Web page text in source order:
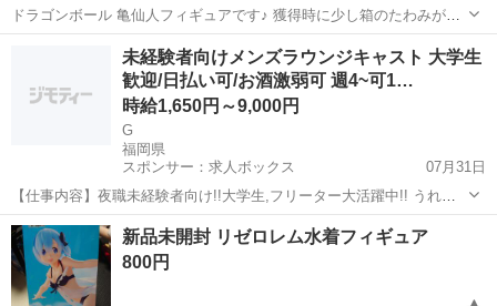
ドラゴンボール 亀仙人フィギュアです♪ 獲得時に少し箱のたわみがあ
ります。 他サイトにも出品している為売れ次第削除いたします
飯塚駅 フィギュア 亀仙人
未経験者向けメンズラウンジキャスト 大学生
歓迎/日払い可/お酒激弱可 週4~可1…
時給1,650円～9,000円
G
福岡県
スポンサー：求人ボックス
07月31日
【仕事内容】夜職未経験者向け!!大学生,フリーター大活躍中!! うれし
い給料手渡し 『汗かきたくない!立ち仕事,歩き回り続けるの嫌だ! でも
接客業したい!室内で楽しく安定収入得つつ, 昼職より素早くがっつり
稼ぎたい』 →こう思う方...
アルバイト・パート
新品未開封 リゼロレム水着フィギュア
800円